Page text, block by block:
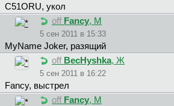
C51ORU, укол
off Fancy, М
5 сен 2011 в 15:33
MyName Joker, разящий
off BecHyshka, Ж
5 сен 2011 в 16:22
Fancy, выстрел
off Fancy, М